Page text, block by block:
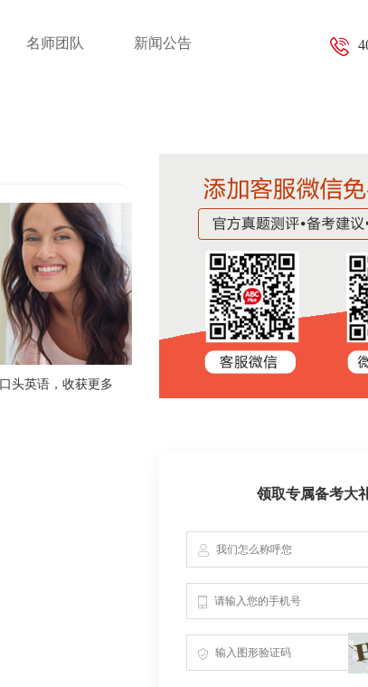
名师团队 新闻公告
头英语，收获更多
领取专属备考大